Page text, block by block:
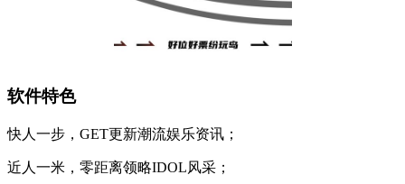
软件特色
快人一步，GET更新潮流娱乐资讯；
近人一米，零距离领略IDOL风采；